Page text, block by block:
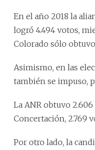
En el año 2018 la
logró 4.494 votos,
Colorado sólo
Asimismo, en las
también se impuso,
La ANR obtuvo
Concertación, 2.769
Por otro lado, la